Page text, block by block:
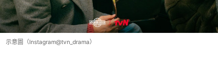
示意圖（Instagram@tvn_drama）